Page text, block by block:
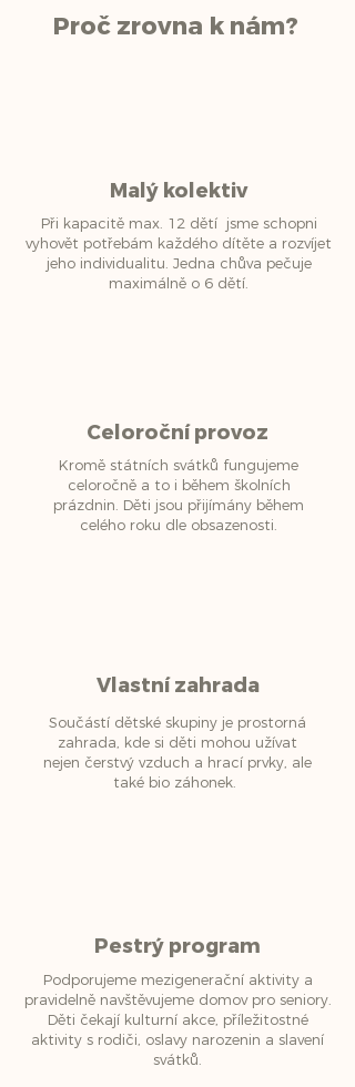
Proč zrovna k nám?
Malý kolektiv
Při kapacitě max. 12 dětí jsme schopni
vyhovět potřebám každého dítěte a rozvíjet
jeho individualitu. Jedna chůva pečuje
maximálně o 6 dětí.
Celoroční provoz
Kromě státních svátků fungujeme
celoročně a to i během školních
prázdnin. Děti jsou přijímány během
celého roku dle obsazenosti.
Vlastní zahrada
Součástí dětské skupiny je prostorná
zahrada, kde si děti mohou užívat
nejen čerstvý vzduch a hrací prvky, ale
také bio záhonek.
Pestrý program
Podporujeme mezigenerační aktivity a
pravidelně navštěvujeme domov pro seniory.
Děti čekají kulturní akce, příležitostné
aktivity s rodiči, oslavy narozenin a slavení
svátků.